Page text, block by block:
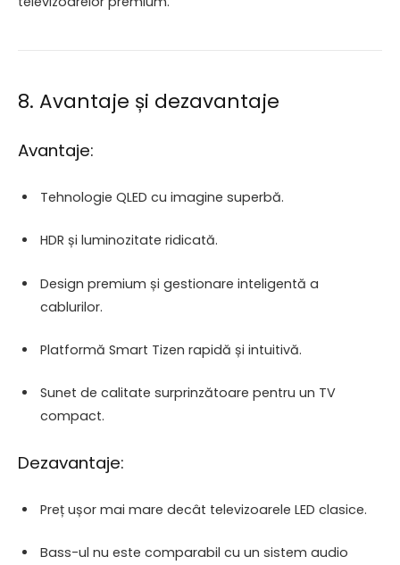
8. Avantaje și dezavantaje
Avantaje:
Tehnologie QLED cu imagine superbă.
HDR și luminozitate ridicată.
Design premium și gestionare inteligentă a
cablurilor.
Platformă Smart Tizen rapidă și intuitivă.
Sunet de calitate surprinzătoare pentru un TV
compact.
Dezavantaje:
Preț ușor mai mare decât televizoarele LED clasice.
Bass-ul nu este comparabil cu un sistem audio